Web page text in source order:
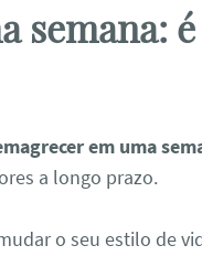
semana: é
em uma
a longo prazo.
o seu estilo de